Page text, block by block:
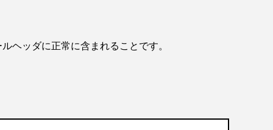
ヘッダに正常に含まれることです。